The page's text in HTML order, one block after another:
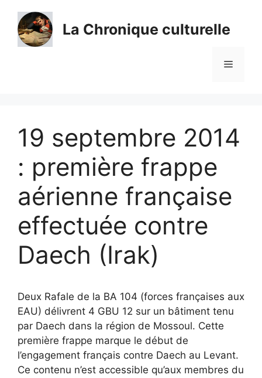
contenu
La Chronique culturelle
Menu
19 septembre 2014
: première frappe
aérienne française
effectuée contre
Daech (Irak)
Deux Rafale de la BA 104 (forces françaises aux
EAU) délivrent 4 GBU 12 sur un bâtiment tenu
par Daech dans la région de Mossoul. Cette
première frappe marque le début de
l’engagement français contre Daech au Levant.
Ce contenu n’est accessible qu’aux membres du